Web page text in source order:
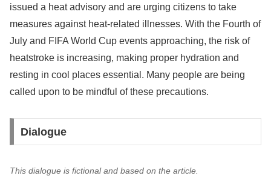
issued a heat advisory and are urging citizens to take
measures against heat-related illnesses. With the Fourth of
July and FIFA World Cup events approaching, the risk of
heatstroke is increasing, making proper hydration and
resting in cool places essential. Many people are being
called upon to be mindful of these precautions.
Dialogue
This dialogue is fictional and based on the article.